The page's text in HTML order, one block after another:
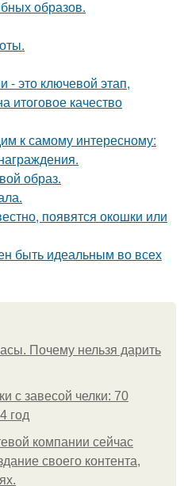
образов.
- это ключевой этап,
итоговое качество
к самому интересному:
образ.
появятся окошки или
быть идеальным во всех
Почему нельзя дарить
с завесой челки: 70
год
компании сейчас
своего контента,